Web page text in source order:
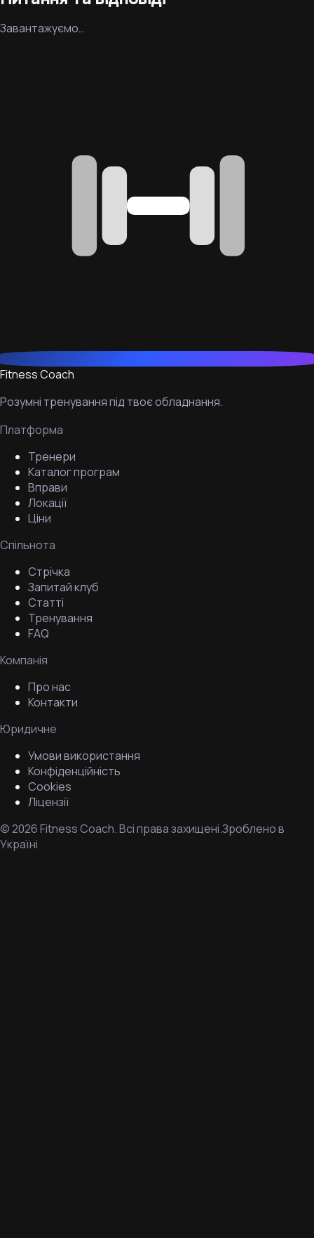
Завантажуємо…
Fitness Coach
Розумні тренування під твоє обладнання.
Платформа
Тренери
Каталог програм
Вправи
Локації
Ціни
Спільнота
Стрічка
Запитай клуб
Статті
Тренування
FAQ
Компанія
Про нас
Контакти
Юридичне
Умови використання
Конфіденційність
Cookies
Ліцензії
©2026Fitness Coach.Всі права захищені.Зроблено в
Україні